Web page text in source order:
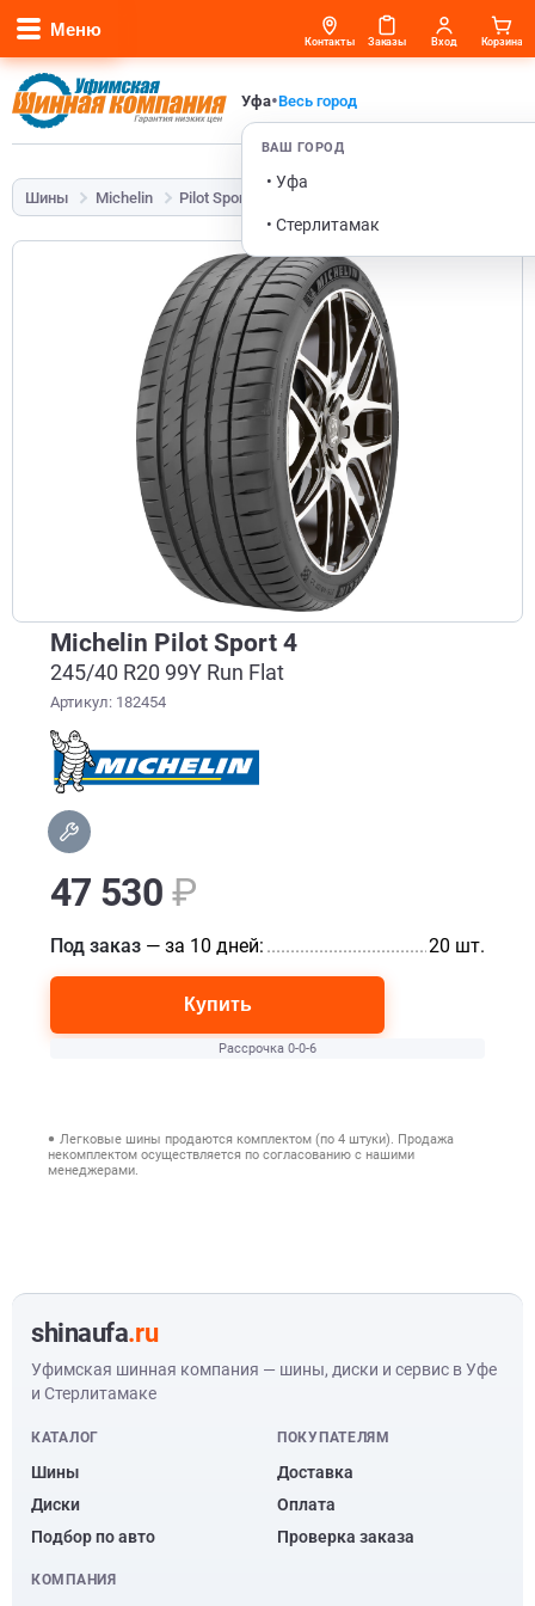
Меню
Уфа•Весь город
ВАШ ГОРОД
• Уфа
• Стерлитамак
Контакты Заказы Вход Корзина
Шины Michelin Pilot Sport 4
Michelin Pilot Sport 4
245/40 R20 99Y Run Flat
Артикул: 182454
47 530 ₽
Под заказ — за 10 дней: 20 шт.
Купить
Рассрочка 0-0-6
Легковые шины продаются комплектом (по 4 штуки). Продажа
некомплектом осуществляется по согласованию с нашими
менеджерами.
shinaufa.ru
Уфимская шинная компания — шины, диски и сервис в Уфе
и Стерлитамаке
КАТАЛОГ
Шины
Диски
Подбор по авто
ПОКУПАТЕЛЯМ
Доставка
Оплата
Проверка заказа
КОМПАНИЯ